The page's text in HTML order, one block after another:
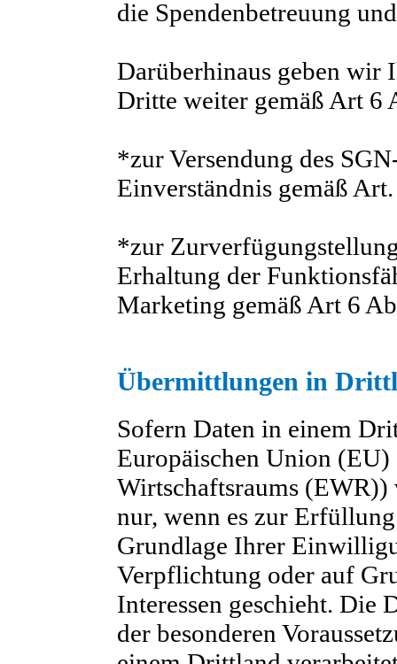
die Spendenbetreuung
Darüberhinaus geben wir
Dritte weiter gemäß Art 6
*zur Versendung des
Einverständnis gemäß
*zur
Erhaltung der
Marketing gemäß Art 6
Übermittlungen in
Sofern Daten in einem
Europäischen Union (EU)
Wirtschaftsraums
nur, wenn es zur
Grundlage Ihrer
Verpflichtung oder auf
Interessen geschieht. Die
der besonderen